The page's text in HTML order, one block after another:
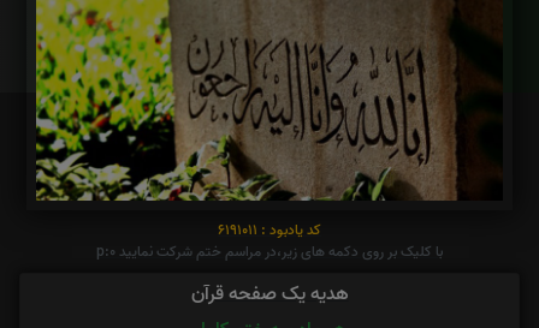
کد یادبود : 6191011
با کلیک بر روی دکمه های زیر،در مراسم ختم شرکت نمایید p:0
هدیه یک صفحه قرآن